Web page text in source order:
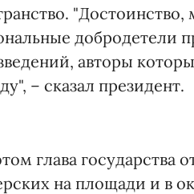
добродетели
авторы
– сказал президент.
глава государства
на площади и в